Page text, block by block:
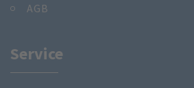
AGB
Service